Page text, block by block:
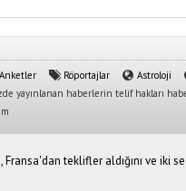
Anketler Röportajlar
Astroloji
yayınlanan haberlerin telif hakları
teklifler aldığını ve iki